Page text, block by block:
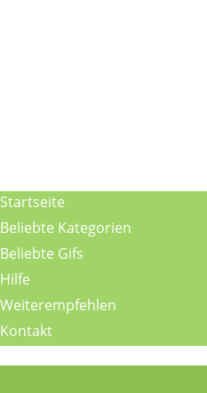
Startseite
Beliebte Kategorien
Beliebte Gifs
Hilfe
Weiterempfehlen
Kontakt